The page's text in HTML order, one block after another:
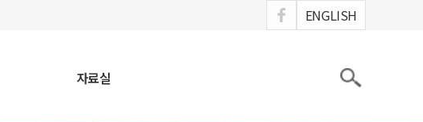
ENGLISH
검색
자료실